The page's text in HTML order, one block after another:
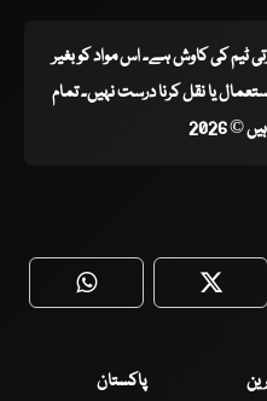
ٹیم کی کاوش ہے۔ اس مواد کو بغیر
یا نقل کرنا درست نہیں۔ تمام
2026
WhatsApp
پاکستان